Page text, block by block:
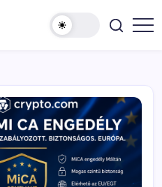
MyCryptOption